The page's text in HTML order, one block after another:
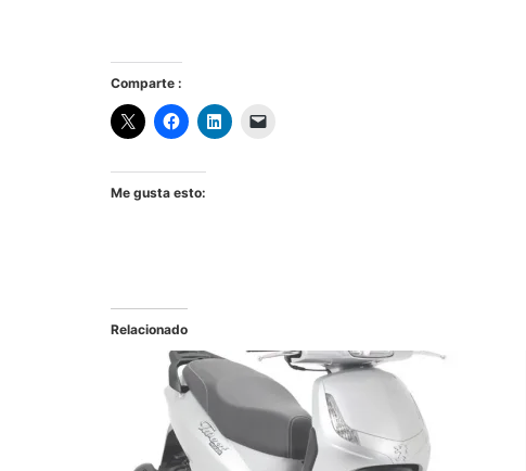
Comparte :
Me gusta esto:
Relacionado